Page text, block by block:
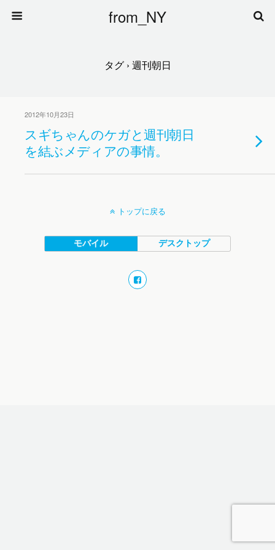
from_NY
タグ › 週刊朝日
2012年10月23日
スギちゃんのケガと週刊朝日
を結ぶメディアの事情。
トップに戻る
モバイル デスクトップ